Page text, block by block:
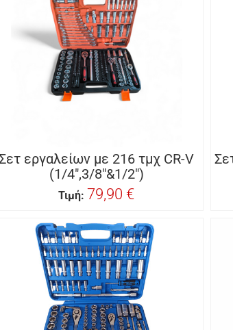
εργαλείων με 216 τμχ CR-V
(1/4",3/8"&1/2")
Τιμή: 79,90 €